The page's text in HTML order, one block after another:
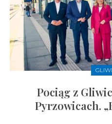
Pociąg z
Pyrzowicach.